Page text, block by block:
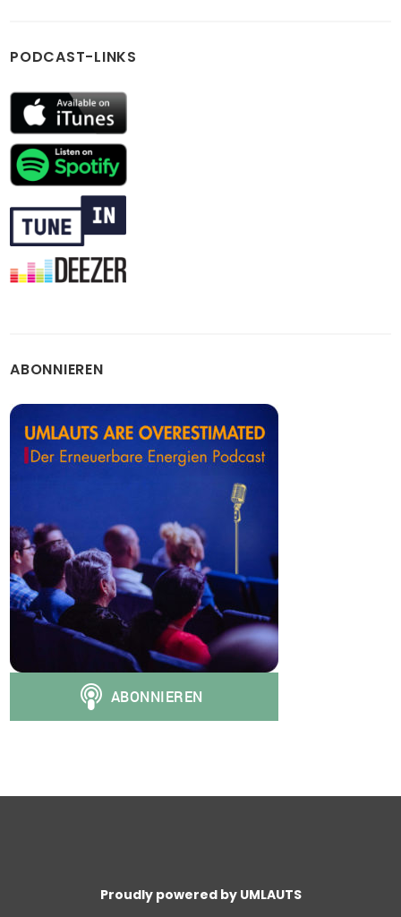
PODCAST-LINKS
ABONNIEREN
Proudly powered by UMLAUTS